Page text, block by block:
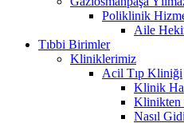
Poliklinik
Aile
Tıbbi Birimler
Kliniklerimiz
Acil Tıp Kliniği
Klinik
Klinikten
Nasıl